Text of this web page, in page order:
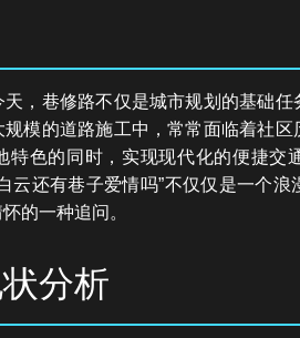
，巷修路不仅是城市规划的基础
模的道路施工中，常常面临着社
特色的同时，实现现代化的便捷交
云还有巷子爱情吗”不仅仅是一个
的一种追问。
分析